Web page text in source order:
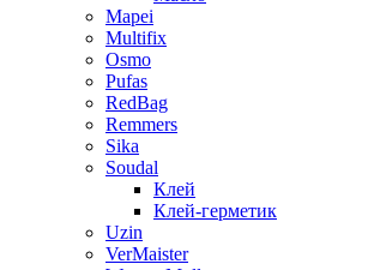
Mapei
Multifix
Osmo
Pufas
RedBag
Remmers
Sika
Soudal
Клей
Клей-герметик
Uzin
VerMaister